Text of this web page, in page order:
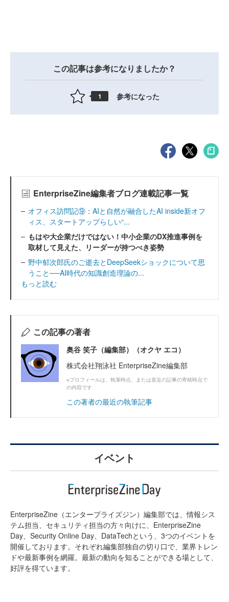
この記事は参考になりましたか？
1 参考になった
EnterpriseZine編集者ブログ連載記事一覧
オフィス訪問記⑨：AIと自然が融合したAI inside新オフ
ィス、スタートアップらしい“...
もはや大企業だけではない！中小企業のDX推進事例を
取材して見えた、リーダーが持つべき姿勢
野中郁次郎氏のご逝去とDeepSeekショックについて思
うこと──AI時代の知識創造理論の...
もっと読む
この記事の著者
奥谷 笑子（編集部）（オクヤ エコ）
株式会社翔泳社 EnterpriseZine編集部
※プロフィールは、執筆時点、または直近の記事の寄稿時点で
の内容です
この著者の最近の執筆記事
イベント
EnterpriseZine（エンタープライズジン）編集部では、情報シス
テム担当、セキュリティ担当の方々向けに、EnterpriseZine
Day、Security Online Day、DataTechという、3つのイベントを
開催しております。それぞれ編集部独自の切り口で、業界トレン
ドや最新事例を網羅。最新の動向を知ることができる場として、
好評を得ています。